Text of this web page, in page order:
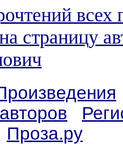
всех
страницу
Проза.ру